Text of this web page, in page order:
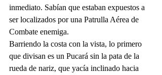
inmediato. Sabían que estaban expuestos a
ser localizados por una Patrulla Aérea de
Combate enemiga.
Barriendo la costa con la vista, lo primero
que divisan es un Pucará sin la pata de la
rueda de nariz, que yacía inclinado hacia